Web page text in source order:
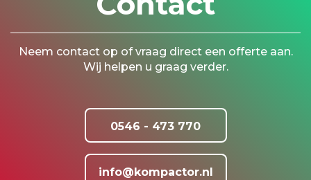
Neem contact op of vraag direct een offerte aan.
Wij helpen u graag verder.
0546 - 473 770
info@kompactor.nl